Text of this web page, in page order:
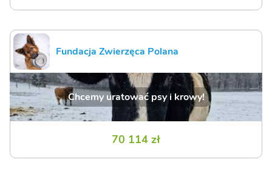
Fundacja Zwierzęca Polana
Chcemy uratować psy i krowy!
70 114 zł